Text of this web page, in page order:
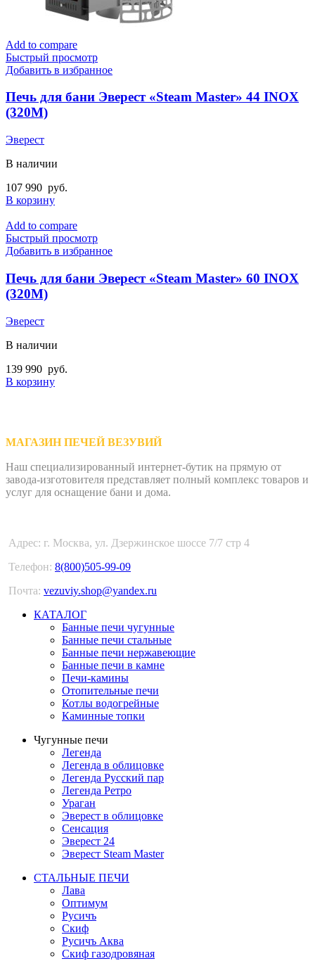
Add to compare
Быстрый просмотр
Добавить в избранное
Печь для бани Эверест «Steam Master» 44 INOX
(320M)
Эверест
В наличии
107 990 руб.
В корзину
Add to compare
Быстрый просмотр
Добавить в избранное
Печь для бани Эверест «Steam Master» 60 INOX
(320М)
Эверест
В наличии
139 990 руб.
В корзину
МАГАЗИН ПЕЧЕЙ ВЕЗУВИЙ
Наш специализированный интернет-бутик на прямую от
завода-изготовителя представляет полный комплекс товаров и
услуг для оснащение бани и дома.
Адрес: г. Москва, ул. Дзержинское шоссе 7/7 стр 4
Телефон: 8(800)505-99-09
Почта: vezuviy.shop@yandex.ru
КАТАЛОГ
Банные печи чугунные
Банные печи стальные
Банные печи нержавеющие
Банные печи в камне
Печи-камины
Отопительные печи
Котлы водогрейные
Каминные топки
Чугунные печи
Легенда
Легенда в облицовке
Легенда Русский пар
Легенда Ретро
Ураган
Эверест в облицовке
Сенсация
Эверест 24
Эверест Steam Master
СТАЛЬНЫЕ ПЕЧИ
Лава
Оптимум
Русичъ
Скиф
Русичъ Аква
Скиф газодровяная